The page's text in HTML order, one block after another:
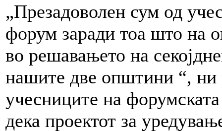
„Презадоволен сум од
форум заради тоа што на
во решавањето на
нашите две општини “, ни
учесниците на
дека проектот за